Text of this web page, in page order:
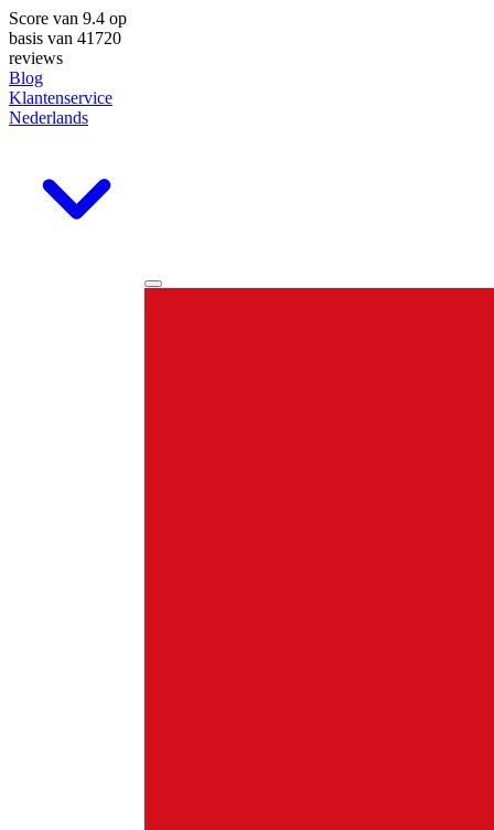
Score van 9.4 op
basis van 41720
reviews
Blog
Klantenservice
Nederlands